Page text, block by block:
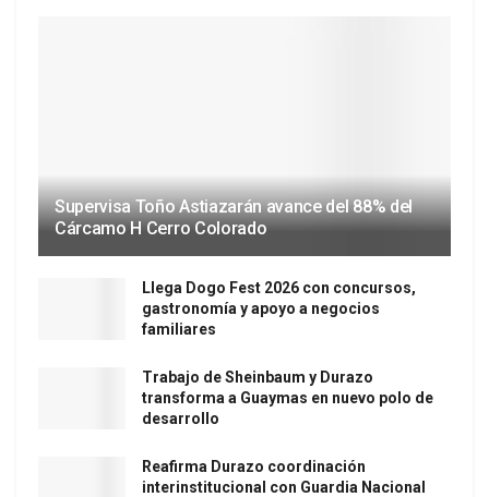
Supervisa Toño Astiazarán avance del 88% del
Cárcamo H Cerro Colorado
Llega Dogo Fest 2026 con concursos,
gastronomía y apoyo a negocios
familiares
Trabajo de Sheinbaum y Durazo
transforma a Guaymas en nuevo polo de
desarrollo
Reafirma Durazo coordinación
interinstitucional con Guardia Nacional